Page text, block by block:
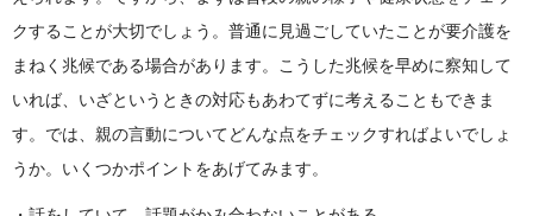
クすることが大切でしょう。普通に見過ごしていたことが要介護を
まねく兆候である場合があります。こうした兆候を早めに察知して
いれば、いざというときの対応もあわてずに考えることもできま
す。では、親の言動についてどんな点をチェックすればよいでしょ
うか。いくつかポイントをあげてみます。